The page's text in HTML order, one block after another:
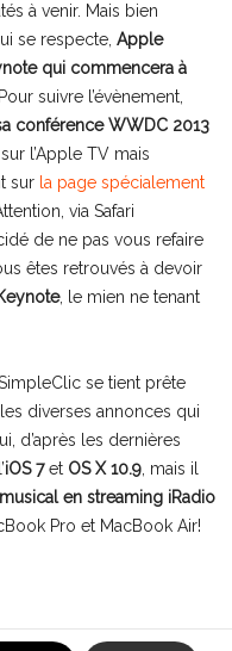
à venir. Mais bien
se respecte, Apple
qui commencera à
suivre l’évènement,
conférence WWDC 2013
l’Apple TV mais
sur la page spécialement
via Safari
de ne pas vous refaire
êtes retrouvés à devoir
, le mien ne tenant
se tient prête
diverses annonces qui
d’après les dernières
iOS 7et OS X 10.9 , mais il
en streaming iRadio
Pro et MacBook Air!